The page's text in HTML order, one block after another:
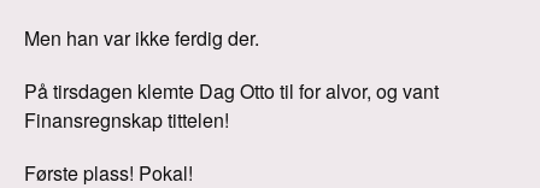
Men han var ikke ferdig der.
På tirsdagen klemte Dag Otto til for alvor, og vant
Finansregnskap tittelen!
Første plass! Pokal!